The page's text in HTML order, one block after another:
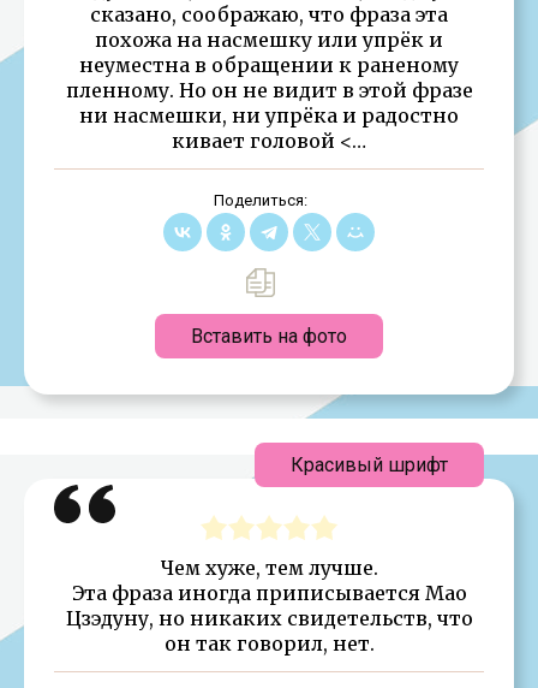
сказано, соображаю, что фраза эта
похожа на насмешку или упрёк и
неуместна в обращении к раненому
пленному. Но он не видит в этой фразе
ни насмешки, ни упрёка и радостно
кивает головой <…
Поделиться:
Вставить на фото
Чем хуже, тем лучше.
Эта фраза иногда приписывается Мао
Цзэдуну, но никаких свидетельств, что
он так говорил, нет.
Красивый шрифт